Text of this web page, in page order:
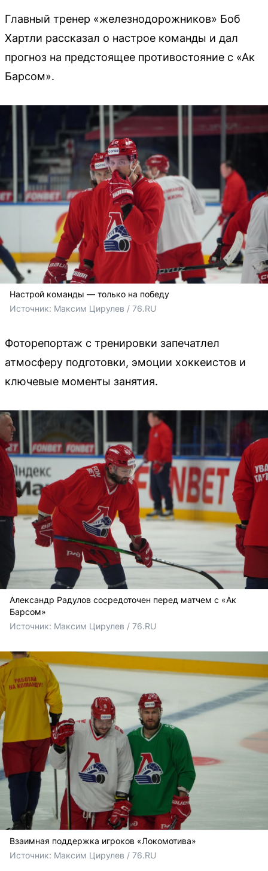
Главный тренер «железнодорожников» Боб
Хартли рассказал о настрое команды и дал
прогноз на предстоящее противостояние с «Ак
Барсом».
Настрой команды — только на победу
Источник: Максим Цирулев / 76.RU
Фоторепортаж с тренировки запечатлел
атмосферу подготовки, эмоции хоккеистов и
ключевые моменты занятия.
Александр Радулов сосредоточен перед матчем с «Ак
Барсом»
Источник: Максим Цирулев / 76.RU
Взаимная поддержка игроков «Локомотива»
Источник: Максим Цирулев / 76.RU